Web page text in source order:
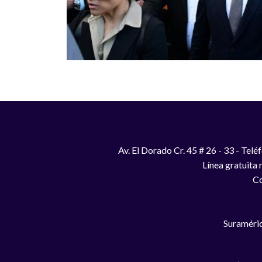
Av. El Dorado Cr. 45 # 26 - 33 -
Línea gratuita